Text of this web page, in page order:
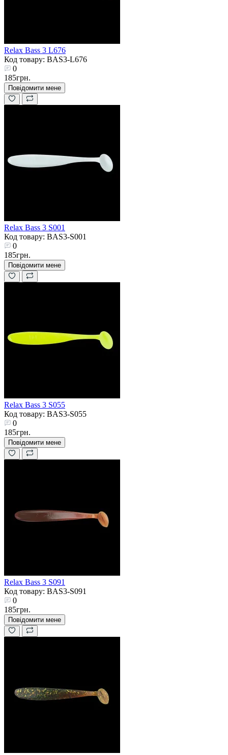
Relax Bass 3 L676
Код товару: BAS3-L676
0
185грн.
Повідомити мене
Relax Bass 3 S001
Код товару: BAS3-S001
0
185грн.
Повідомити мене
Relax Bass 3 S055
Код товару: BAS3-S055
0
185грн.
Повідомити мене
Relax Bass 3 S091
Код товару: BAS3-S091
0
185грн.
Повідомити мене